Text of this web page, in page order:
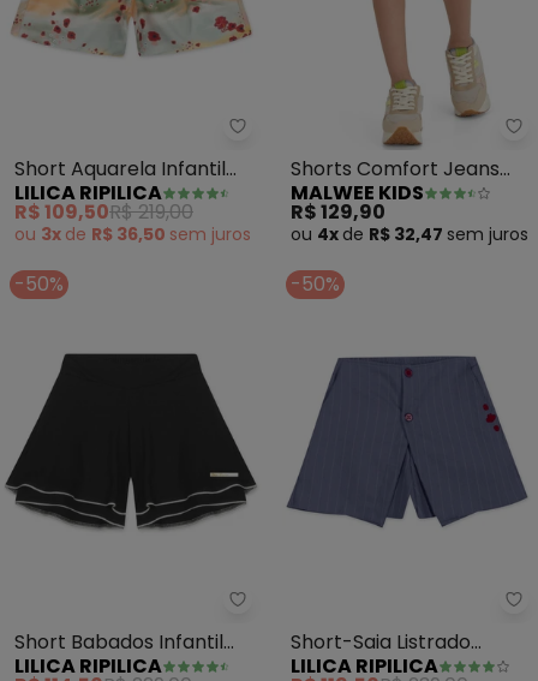
Lilica Ripilica - Short Aquarela
Short Aquarela Infantil
Feminino (Laranja)
LILICA RIPILICA
R$ 109,50R$ 219,00
ou 3x de R$ 36,50 sem juros
Shorts Comfort Jeans
(Azul Escuro)
MALWEE KIDS
R$ 129,90
ou 4x de R$ 32,47 sem juros
-50%
Lilica Ripilica - Short Babados
Short Babados Infantil
Feminino (Preto)
LILICA RIPILICA
-50%
Short-Saia Listrado
Infantil Feminino (Azul)
LILICA RIPILICA